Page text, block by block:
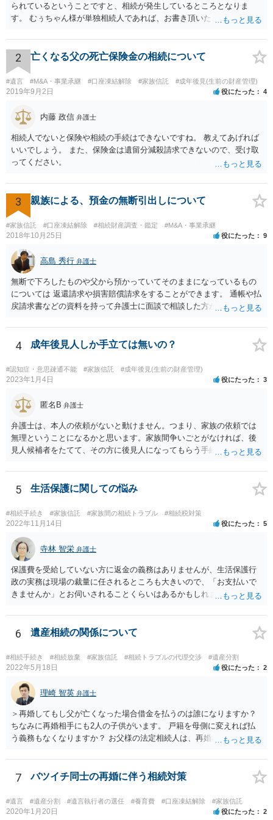
られているということですと、相続が発生しているところとなりま
す。 むぅちゃん様が単独相続人であれば、お書き頂いたような方法で
相続人おられるということであれば、他の相続人との協議が必要とな
るところです。 また、当該点とは別にご主人から貸付ではなく贈与で
あると主張される可能性がございます。 その場合には、貸付であるこ
とを伺わせる事情をどれだけ積み重ねることが出来るか、というとこ
ろとなります。 返済の事実や、返済を約束するメール等です。 金額の
おく方が宜しいかと思います。 緊急という訳ではないかと思います
が、事前準備が早い方が有効な手段が増える傾向にありますので、早
目に弁護士を入れられることを御検討頂くと良いかと思います。
2 亡くなる父の死亡保険金の相続について
#遺言 #M&A・事業承継 #口座凍結解除 #家族信託 #成年後見(生前の財産管理)
2019年9月2日 役にたった 4
内藤 政信 弁護士
相続人でないと保険や相続の手続はできないですね。 教えてあげれば
いいでしょう。 また、保険金は遺留分減殺請求できないので、受け取
ってください。
3 親族による、預金の無断引出しについて
#家族信託 #口座凍結解除 #相続財産調査・鑑定 #M&A・事業承継
2018年10月25日 役にたった 9
高島 秀行 弁護士
無断で下ろしたものや父から預かっていてそのままになっているもの
については 返還請求や損害賠償請求をすることができます。 通帳や払
戻請求書などの資料を持って弁護士に面談で相談した方がよいと思い
4 成年後見人しか手立ては無いの？
#認知症・意思疎通不能 #家族信託 #成年後見(生前の財産管理)
2023年1月4日 役にたった 3
匿名B 弁護士
弁護士は、本人の依頼がないと動けません。つまり、家族の依頼では
無理ということになるかと思います。家族間争いごとがなければ、後
見人候補者をたてて、その方に後見人になってもらう手続をすすめた
5 生活保護に関しての悩み
#相続手続き #家族信託 #家族間の相続トラブル #相続税対策
2022年11月14日 役にたった 5
寺林 智栄 弁護士
保護費を受給していない方に返金の義務はありませんが、生活保護行
政の実務は現場の裁量に任されるところも大きいので、「お支払いで
きませんか」とお伺いされることくらいはあるかもしれません。 通報
考えてご判断いただくのが良いと思います。
6 遺産相続の関係について
#相続手続き #相続放棄 #家族信託 #相続トラブルの代理交渉 #遺産分割
2022年5月18日 役にたった 2
理崎 智英 弁護士
＞再婚してもし父が亡くなった場合借金を払うのは誰になりますか？
ちなみに再婚相手にも2人の子供がいます。 戸籍を母側に変えれば払
う義務もなくなりますか？ お父様の法定相続人は、再婚相手とご相談
戸籍がどこにあるのかは関係ありません。 ただし、お父様が亡くなっ
たことを知ってから３か月以内に家庭裁判所にて「相続放棄」の手続
7 バツイチ同士の再婚に伴う相続対策
#遺言 #遺産分割 #遺言執行者の選任 #養育費 #口座凍結解除 #家族信託
2020年1月20日 役にたった 2